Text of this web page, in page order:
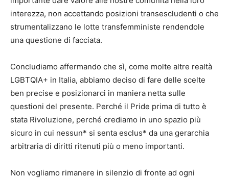
interezza, non accettando posizioni transescludenti o che
strumentalizzano le lotte transfemministe rendendole
una questione di facciata.
Concludiamo affermando che sì, come molte altre realtà
LGBTQIA+ in Italia, abbiamo deciso di fare delle scelte
ben precise e posizionarci in maniera netta sulle
questioni del presente. Perché il Pride prima di tutto è
stata Rivoluzione, perché crediamo in uno spazio più
sicuro in cui nessun* si senta esclus* da una gerarchia
arbitraria di diritti ritenuti più o meno importanti.
Non vogliamo rimanere in silenzio di fronte ad ogni